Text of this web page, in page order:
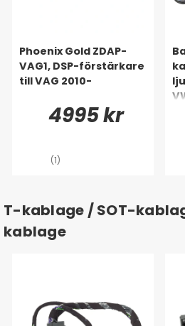
Phoenix Gold ZDAP-
VAG1, DSP-förstärkare
till VAG 2010-
4995 kr
(1)
T-kablage / SOT-
kablage